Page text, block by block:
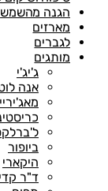
הגנה מהשמש
מארזים
לגברים
מותגים
ג'יג'י
אנה לוטן
מאג'יריי
כריסטינה
ל'ברלקס
ביופור
היקארי
ד"ר קדיר